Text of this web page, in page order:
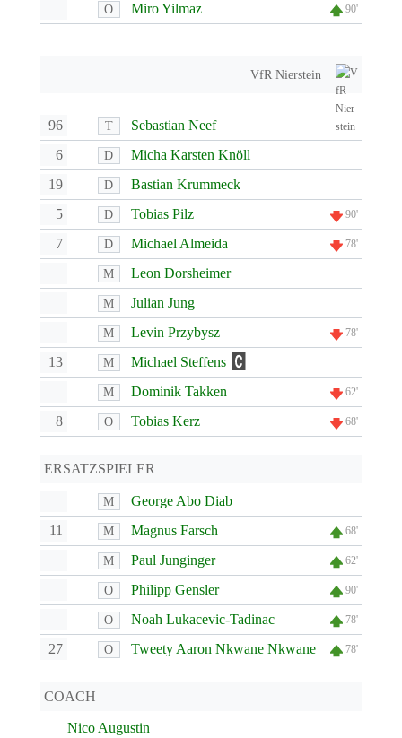
O Miro Yilmaz 90'
VfR Nierstein
96 T
Sebastian Neef
6
D
Micha Karsten Knöll
19
D
Bastian Krummeck
5
D Tobias Pilz 90'
7 D Michael Almeida 78'
M Leon Dorsheimer
M Julian Jung
M Levin Przybysz 78'
13 M Michael Steffens
M Dominik Takken 62'
8 O Tobias Kerz 68'
ERSATZSPIELER
M
George Abo Diab
11
M Magnus Farsch 68'
M Paul Junginger 62'
O Philipp Gensler 90'
O Noah Lukacevic-Tadinac 78'
27 O Tweety Aaron Nkwane Nkwane 78'
COACH
Nico Augustin